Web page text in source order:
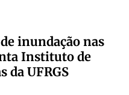
inundação nas
Instituto de
da UFRGS